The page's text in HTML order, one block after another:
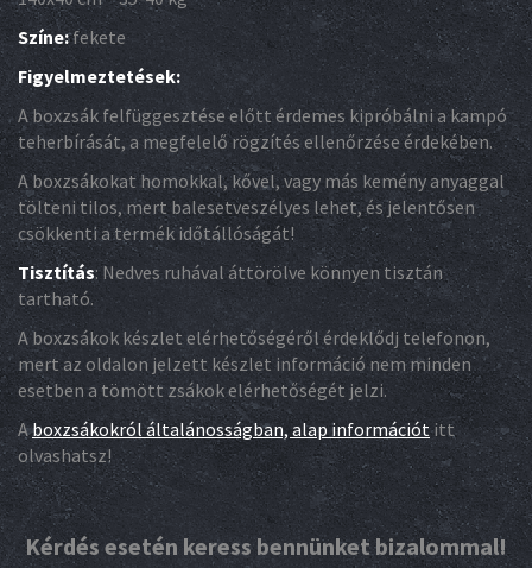
Színe:fekete
Figyelmeztetések:
A boxzsák felfüggesztése előtt érdemes kipróbálni a kampó
teherbírását, a megfelelő rögzítés ellenőrzése érdekében.
A boxzsákokat homokkal, kővel, vagy más kemény anyaggal
tölteni tilos, mert balesetveszélyes lehet, és jelentősen
csökkenti a termék időtállóságát!
Tisztítás: Nedves ruhával áttörölve könnyen tisztán
tartható.
A boxzsákok készlet elérhetőségéről érdeklődj telefonon,
mert az oldalon jelzett készlet információ nem minden
esetben a tömött zsákok elérhetőségét jelzi.
Aboxzsákokról általánosságban, alap információtitt
olvashatsz!
Kérdés esetén keress bennünket bizalommal!